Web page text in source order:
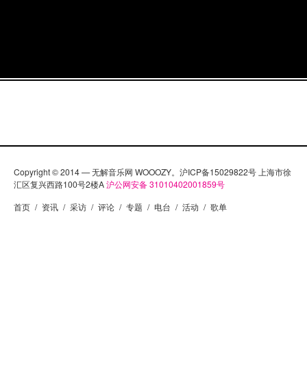
Copyright © 2014 — 无解音乐网 WOOOZY。沪ICP备15029822号 上海市徐
汇区复兴西路100号2楼A沪公网安备 31010402001859号
首页 / 资讯 / 采访 / 评论 / 专题 / 电台 / 活动 / 歌单